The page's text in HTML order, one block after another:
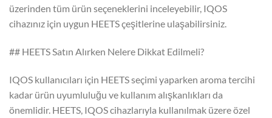
üzerinden tüm ürün seçeneklerini inceleyebilir, IQOS
cihazınız için uygun HEETS çeşitlerine ulaşabilirsiniz.
## HEETS Satın Alırken Nelere Dikkat Edilmeli?
IQOS kullanıcıları için HEETS seçimi yaparken aroma tercihi
kadar ürün uyumluluğu ve kullanım alışkanlıkları da
önemlidir. HEETS, IQOS cihazlarıyla kullanılmak üzere özel